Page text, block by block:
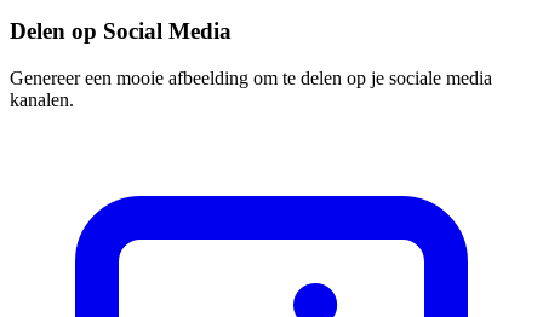
Delen op Social Media
Genereer een mooie afbeelding om te delen op je sociale media
kanalen.